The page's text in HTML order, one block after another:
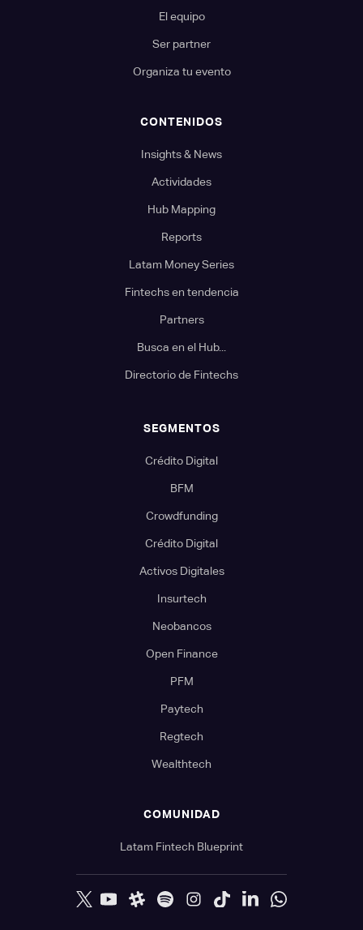
El equipo
Ser partner
Organiza tu evento
CONTENIDOS
Insights & News
Actividades
Hub Mapping
Reports
Latam Money Series
Fintechs en tendencia
Partners
Busca en el Hub...
Directorio de Fintechs
SEGMENTOS
Crédito Digital
BFM
Crowdfunding
Crédito Digital
Activos Digitales
Insurtech
Neobancos
Open Finance
PFM
Paytech
Regtech
Wealthtech
COMUNIDAD
Latam Fintech Blueprint